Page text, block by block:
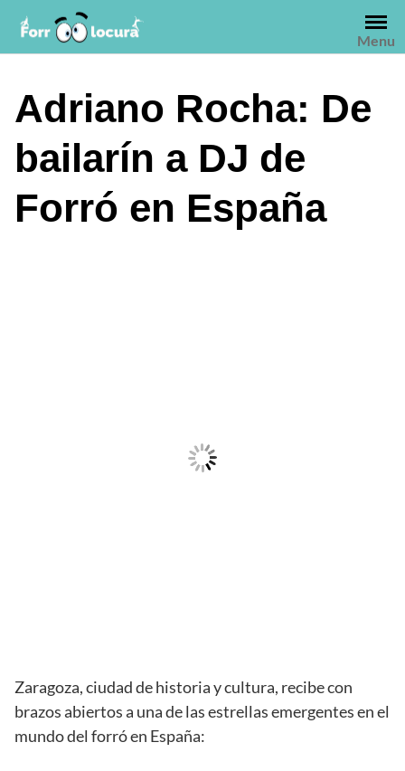
contenido
Menu
Adriano Rocha: De
bailarín a DJ de
Forró en España
Zaragoza, ciudad de historia y cultura, recibe con
brazos abiertos a una de las estrellas emergentes en el
mundo del forró en España: